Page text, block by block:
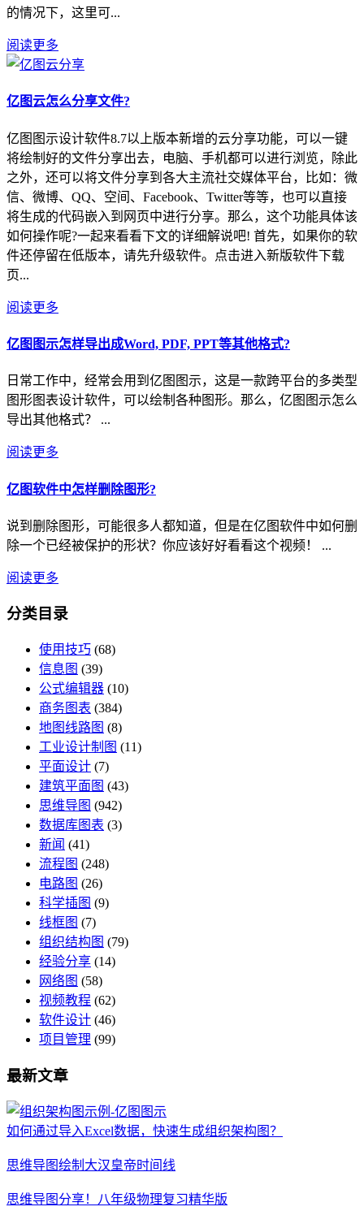
的情况下，这里可...
阅读更多
亿图云怎么分享文件?
亿图图示设计软件8.7以上版本新增的云分享功能，可以一键
将绘制好的文件分享出去，电脑、手机都可以进行浏览，除此
之外，还可以将文件分享到各大主流社交媒体平台，比如：微
信、微博、QQ、空间、Facebook、Twitter等等，也可以直接
将生成的代码嵌入到网页中进行分享。那么，这个功能具体该
如何操作呢?一起来看看下文的详细解说吧! 首先，如果你的软
件还停留在低版本，请先升级软件。点击进入新版软件下载
页...
阅读更多
亿图图示怎样导出成Word, PDF, PPT等其他格式?
日常工作中，经常会用到亿图图示，这是一款跨平台的多类型
图形图表设计软件，可以绘制各种图形。那么，亿图图示怎么
导出其他格式？ ...
阅读更多
亿图软件中怎样删除图形?
说到删除图形，可能很多人都知道，但是在亿图软件中如何删
除一个已经被保护的形状？你应该好好看看这个视频！ ...
阅读更多
分类目录
使用技巧 (68)
信息图 (39)
公式编辑器 (10)
商务图表 (384)
地图线路图 (8)
工业设计制图 (11)
平面设计 (7)
建筑平面图 (43)
思维导图 (942)
数据库图表 (3)
新闻 (41)
流程图 (248)
电路图 (26)
科学插图 (9)
线框图 (7)
组织结构图 (79)
经验分享 (14)
网络图 (58)
视频教程 (62)
软件设计 (46)
项目管理 (99)
最新文章
如何通过导入Excel数据，快速生成组织架构图？
思维导图绘制大汉皇帝时间线
思维导图分享！八年级物理复习精华版